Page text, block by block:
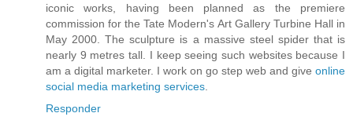
iconic works, having been planned as the premiere
commission for the Tate Modern's Art Gallery Turbine Hall in
May 2000. The sculpture is a massive steel spider that is
nearly 9 metres tall. I keep seeing such websites because I
am a digital marketer. I work on go step web and give online
social media marketing services
Responder